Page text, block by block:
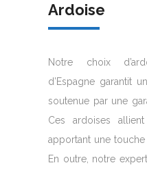
Ardoise
Notre choix
d’Espagne garantit
soutenue par une
Ces ardoises
apportant une
En outre, notre